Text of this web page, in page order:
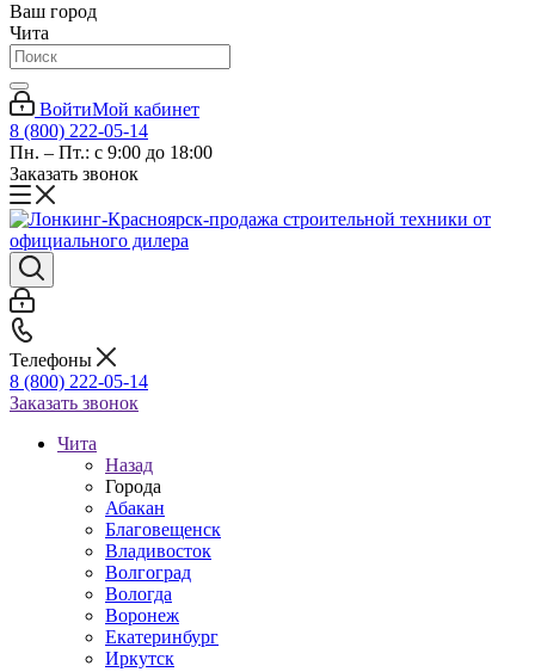
Ваш город
Чита
ВойтиМой кабинет
8 (800) 222-05-14
Пн. – Пт.: с 9:00 до 18:00
Заказать звонок
Телефоны
8 (800) 222-05-14
Заказать звонок
Чита
Назад
Города
Абакан
Благовещенск
Владивосток
Волгоград
Вологда
Воронеж
Екатеринбург
Иркутск